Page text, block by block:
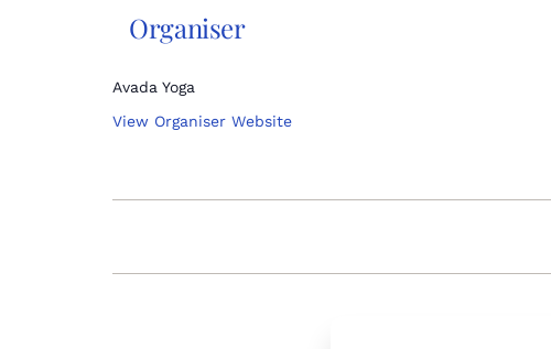
Organiser
Avada Yoga
View Organiser Website